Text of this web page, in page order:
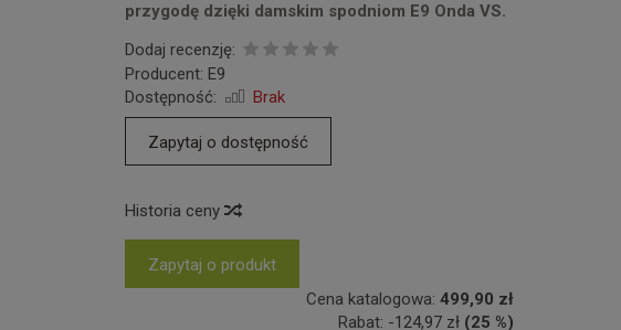
przygodę dzięki damskim spodniom E9 Onda VS.
Dodaj recenzję:
Producent: E9
Dostępność:
Brak
Zapytaj o dostępność
Historia ceny
Zapytaj o produkt
Cena katalogowa: 499,90 zł
Rabat: -124,97 zł (25 %)